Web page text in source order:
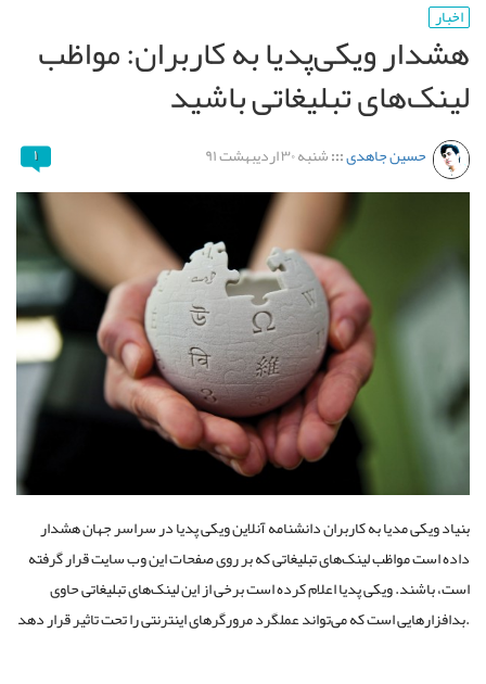
اخبار
هشدار ویکی‌پدیا به کاربران: مواظب
لینک‌های تبلیغاتی باشید
حسین جاهدی:::شنبه ۳۰ اردیبهشت ۹۱ ۱
بنیاد ویکی مدیا به کاربران دانشنامه آنلاین ویکی پدیا در سراسر جهان هشدار
داده است مواظب لینک‌های تبلیغاتی که بر روی صفحات این وب سایت قرار گرفته
است، باشند. ویکی پدیا اعلام کرده است برخی از این لینک‌های تبلیغاتی حاوی
بد‌افزارهایی است که می‌تواند عملگرد مرورگرهای اینترنتی را تحت تاثیر قرار دهد.